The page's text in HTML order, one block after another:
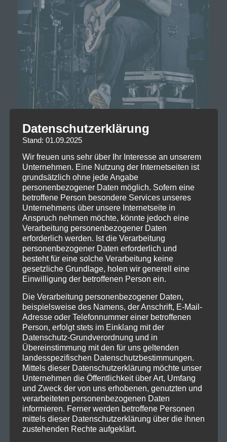
Datenschutzerklärung
Stand: 01.09.2025
Wir freuen uns sehr über Ihr Interesse an unserem
Unternehmen. Eine Nutzung der Internetseiten ist
grundsätzlich ohne jede Angabe
personenbezogener Daten möglich. Sofern eine
betroffene Person besondere Services unseres
Unternehmens über unsere Internetseite in
Anspruch nehmen möchte, könnte jedoch eine
Verarbeitung personenbezogener Daten
erforderlich werden. Ist die Verarbeitung
personenbezogener Daten erforderlich und
besteht für eine solche Verarbeitung keine
gesetzliche Grundlage, holen wir generell eine
Einwilligung der betroffenen Person ein.
Die Verarbeitung personenbezogener Daten,
beispielsweise des Namens, der Anschrift, E-Mail-
Adresse oder Telefonnummer einer betroffenen
Person, erfolgt stets im Einklang mit der
Datenschutz-Grundverordnung und in
Übereinstimmung mit den für uns geltenden
landesspezifischen Datenschutzbestimmungen.
Mittels dieser Datenschutzerklärung möchte unser
Unternehmen die Öffentlichkeit über Art, Umfang
und Zweck der von uns erhobenen, genutzten und
verarbeiteten personenbezogenen Daten
informieren. Ferner werden betroffene Personen
mittels dieser Datenschutzerklärung über die ihnen
zustehenden Rechte aufgeklärt.